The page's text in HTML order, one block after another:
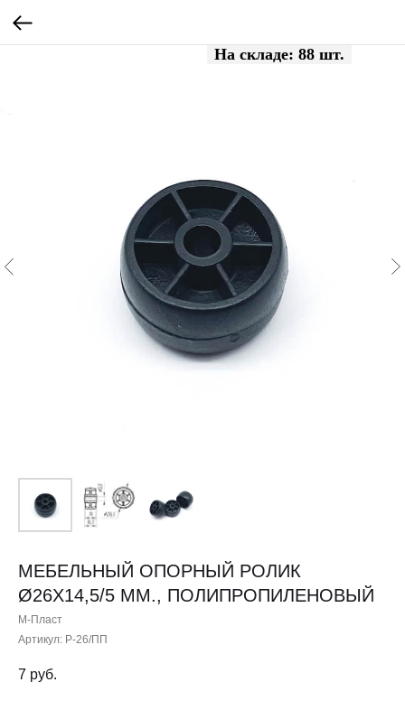
МЕБЕЛЬНЫЙ ОПОРНЫЙ РОЛИК
Ø26Х14,5/5 ММ., ПОЛИПРОПИЛЕНОВЫЙ
М-Пласт
Артикул: Р-26/ПП
7 руб.